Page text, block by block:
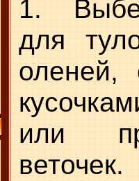
1.
для
оленей,
или
веточек.